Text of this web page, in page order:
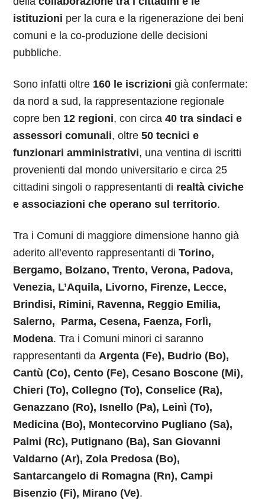
istituzioni per la cura e la rigenerazione dei beni
comuni e la co-produzione delle decisioni
pubbliche.
Sono infatti oltre 160 le iscrizioni già confermate:
da nord a sud, la rappresentazione regionale
copre ben 12 regioni, con circa 40 tra sindaci e
assessori comunali, oltre 50 tecnici e
funzionari amministrativi, una ventina di iscritti
provenienti dal mondo universitario e circa 25
cittadini singoli o rappresentanti di realtà civiche
e associazioni che operano sul territorio.
Tra i Comuni di maggiore dimensione hanno già
aderito all’evento rappresentanti diTorino,
Bergamo, Bolzano, Trento, Verona, Padova,
Venezia, L’Aquila, Livorno, Firenze, Lecce,
Brindisi, Rimini, Ravenna, Reggio Emilia,
Salerno, Parma, Cesena, Faenza, Forlì,
Modena. Tra i Comuni minori ci saranno
rappresentanti da Argenta (Fe), Budrio (Bo),
Cantù (Co), Cento (Fe), Cesano Boscone (Mi),
Chieri (To), Collegno (To), Conselice (Ra),
Genazzano (Ro), Isnello (Pa), Leinì (To),
Medicina (Bo), Montecorvino Pugliano (Sa),
Palmi (Rc), Putignano (Ba), San Giovanni
Valdarno (Ar), Zola Predosa (Bo),
Santarcangelo di Romagna (Rn), Campi
Bisenzio (Fi), Mirano (Ve).